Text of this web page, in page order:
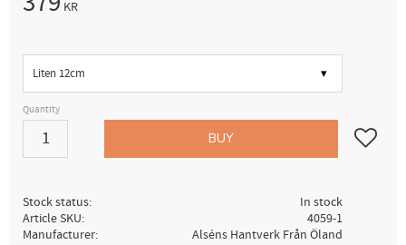
KR
Size
Quantity
BUY Add to
Stock status
In stock
Article SKU
4059-1
Manufacturer
Alséns Hantverk Från Öland